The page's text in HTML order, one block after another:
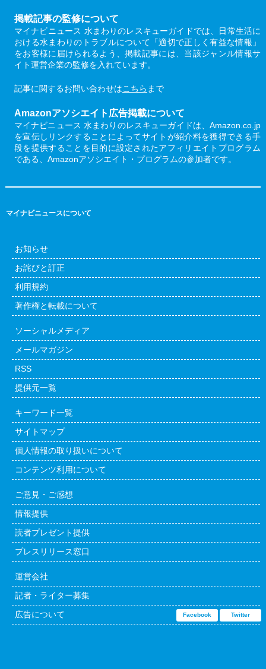
掲載記事の監修について
マイナビニュース 水まわりのレスキューガイドでは、日常生活に
おける水まわりのトラブルについて「適切で正しく有益な情報」
をお客様に届けられるよう、掲載記事には、当該ジャンル情報サ
イト運営企業の監修を入れています。
記事に関するお問い合わせはこちら まで
Amazonアソシエイト広告掲載について
マイナビニュース 水まわりのレスキューガイドは、Amazon.co.jp
を宣伝しリンクすることによってサイトが紹介料を獲得できる手
段を提供することを目的に設定されたアフィリエイトプログラム
である、Amazonアソシエイト・プログラムの参加者です。
マイナビニュースについて
お知らせ
お詫びと訂正
利用規約
著作権と転載について
ソーシャルメディア
メールマガジン
RSS
提供元一覧
キーワード一覧
サイトマップ
個人情報の取り扱いについて
コンテンツ利用について
ご意見・ご感想
情報提供
読者プレゼント提供
プレスリリース窓口
運営会社
記者・ライター募集
広告について
Facebook Twitter